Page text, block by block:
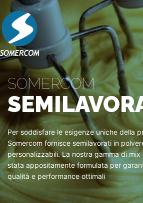
HOME
CHI SIAMO
PRODOTTI
MERCATI
NEWS/
CONDIZIONI
CONTATTI
SOMERCOM
Per soddisfare le esigenze uniche della
Somercom fornisce semilavorati in
personalizzabili. La nostra gamma di
stata appositamente formulata per
qualità e performance ottimali